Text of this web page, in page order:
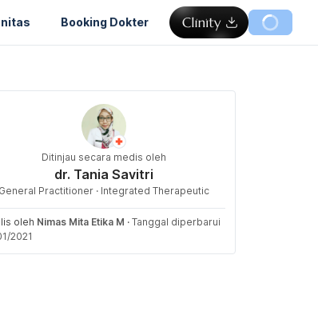
Booking Dokter
Ditinjau secara medis oleh
dr. Tania Savitri
General Practitioner · Integrated Therapeutic
oleh Nimas Mita Etika M · Tanggal diperbarui
2021